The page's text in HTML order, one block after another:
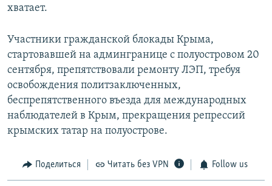
хватает.
Участники гражданской блокады Крыма,
стартовавшей на админгранице с полуостровом 20
сентября, препятствовали ремонту ЛЭП, требуя
освобождения политзаключенных,
беспрепятственного въезда для международных
наблюдателей в Крым, прекращения репрессий
крымских татар на полуострове.
Поделиться Читать без VPN Follow us